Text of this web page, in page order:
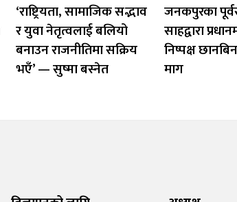
‘राष्ट्रियता, सामाजिक सद्भाव
र युवा नेतृत्वलाई बलियो
बनाउन राजनीतिमा सक्रिय
भएँ’ — सुष्मा बस्नेत
जनकपुरका
साहद्वारा
निष्पक्ष
माग